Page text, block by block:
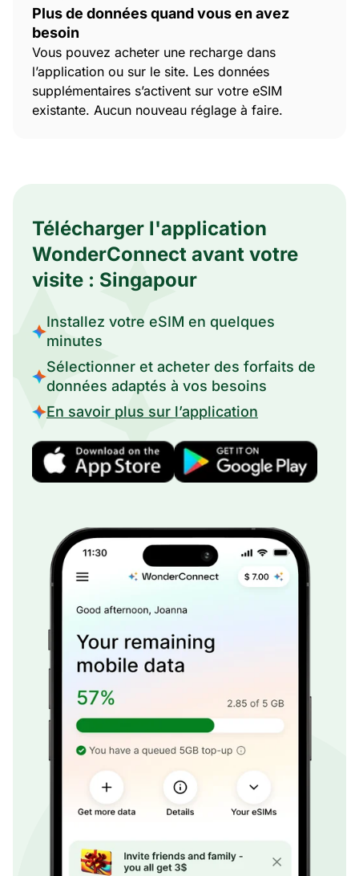
Plus de données quand vous en avez
besoin
Vous pouvez acheter une recharge dans
l’application ou sur le site. Les données
supplémentaires s’activent sur votre eSIM
existante. Aucun nouveau réglage à faire.
Télécharger l'application
WonderConnect avant votre
visite : Singapour
Installez votre eSIM en quelques
minutes
Sélectionner et acheter des forfaits de
données adaptés à vos besoins
En savoir plus sur l’application